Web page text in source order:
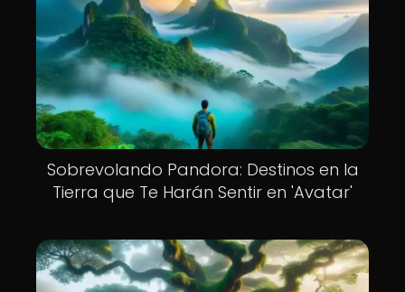
Sobrevolando Pandora: Destinos en la
Tierra que Te Harán Sentir en 'Avatar'